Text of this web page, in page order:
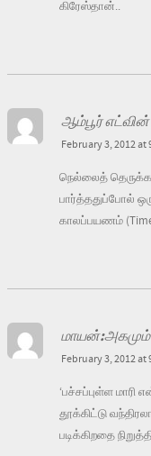
கிரேஸ்தான்..
ஆம்பூர் எட்வின்
February 3, 2012 at
நெல்லைத்
பார்த்ததுப்போல்
காலப்பயணம் (Time
மாயன்:அகமும்
February 3, 2012 at
‘பச்சப்புள்ள மாரி
தூக்கிட்டு
படிக்கிறதை